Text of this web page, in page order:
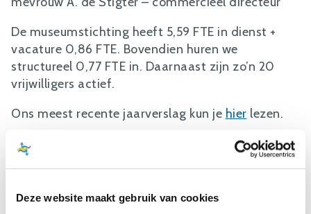
Deze website maakt gebruik van cookies
De museumstichting heeft 5,59 FTE in dienst +
vacature 0,86 FTE. Bovendien huren we
structureel 0,77 FTE in. Daarnaast zijn zo’n 20
vrijwilligers actief.
Ons meest recente jaarverslag kun je hier lezen.
Wij